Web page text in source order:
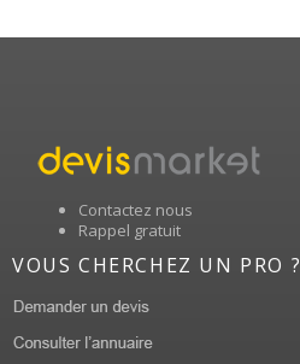
Contactez nous
Rappel gratuit
VOUS CHERCHEZ UN PRO ?